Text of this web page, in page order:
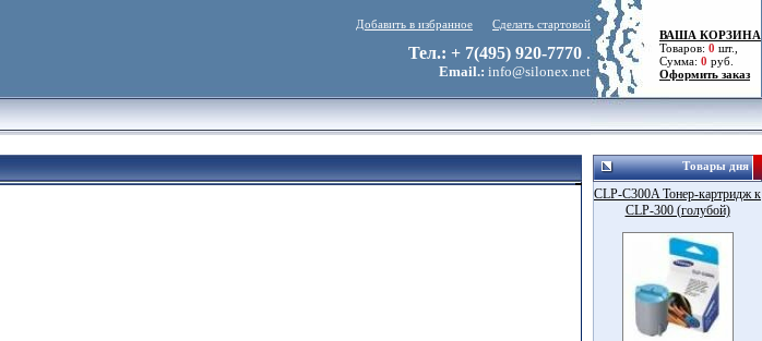
Добавить в избранное Сделать стартовой
Тел.: + 7(495) 920-7770 .
Email.: info@silonex.net
ВАША КОРЗИНА
Товаров: 0 шт.,
Сумма: 0 руб.
Оформить заказ
Товары дня
CLP-C300A Тонер-картридж к
CLP-300 (голубой)